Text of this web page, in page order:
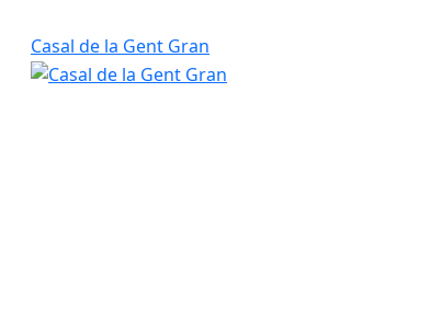
Casal de la Gent Gran